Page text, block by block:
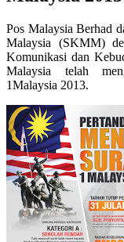
Pos Malaysia Berhad
Malaysia (SKMM)
Komunikasi dan
Malaysia telah
1Malaysia 2013.